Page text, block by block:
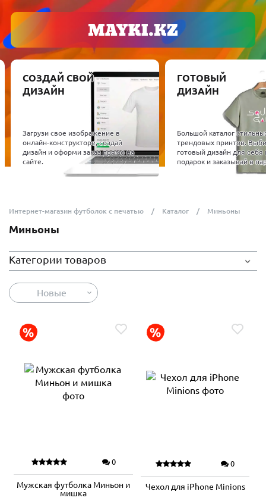
СОЗДАЙ СВОЙ
ДИЗАЙН
Загрузи свое изображение в
онлайн-конструкторе, создай
дизайн и оформи заказ прямо на
сайте.
ГОТОВЫЙ
ДИЗАЙН
Большой каталог
трендовых принтов.
готовый дизайн для себя
подарок и заказывай в
Интернет-магазин футболок с печатью Каталог Миньоны
Миньоны
Категории товаров
Новые
0
Мужская футболка Миньон и
мишка
0
Чехол для iPhone Minions